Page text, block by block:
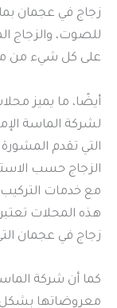
زجاج في عجمان بما
للصوت، والزجاج
على كل شيء من
أيضًا، ما يميز
لشركة الماسة
التي تقدم
الزجاج حسب
مع خدمات التركيب
هذه المحلات
زجاج في عجمان
كما أن شركة
معروضاتها بشكل